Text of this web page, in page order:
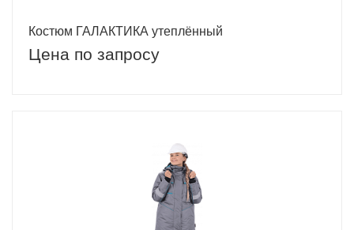
Костюм ГАЛАКТИКА утеплённый
Цена по запросу